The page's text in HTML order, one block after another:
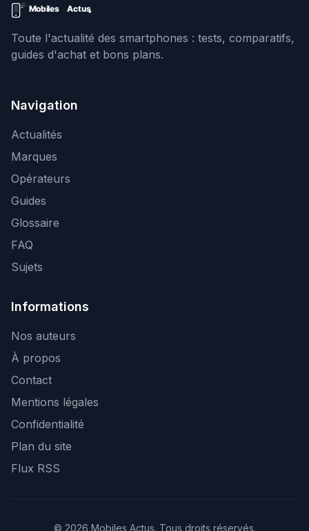
Toute l'actualité des smartphones : tests, comparatifs,
guides d'achat et bons plans.
Navigation
Actualités
Marques
Opérateurs
Guides
Glossaire
FAQ
Sujets
Informations
Nos auteurs
À propos
Contact
Mentions légales
Confidentialité
Plan du site
Flux RSS
© 2026 Mobiles Actus. Tous droits réservés.